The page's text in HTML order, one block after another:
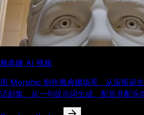
雅典娜 AI 视频
用 Morphic 制作雅典娜场景、从宙斯诞
话剧集。从一句提示词生成、配音并配乐